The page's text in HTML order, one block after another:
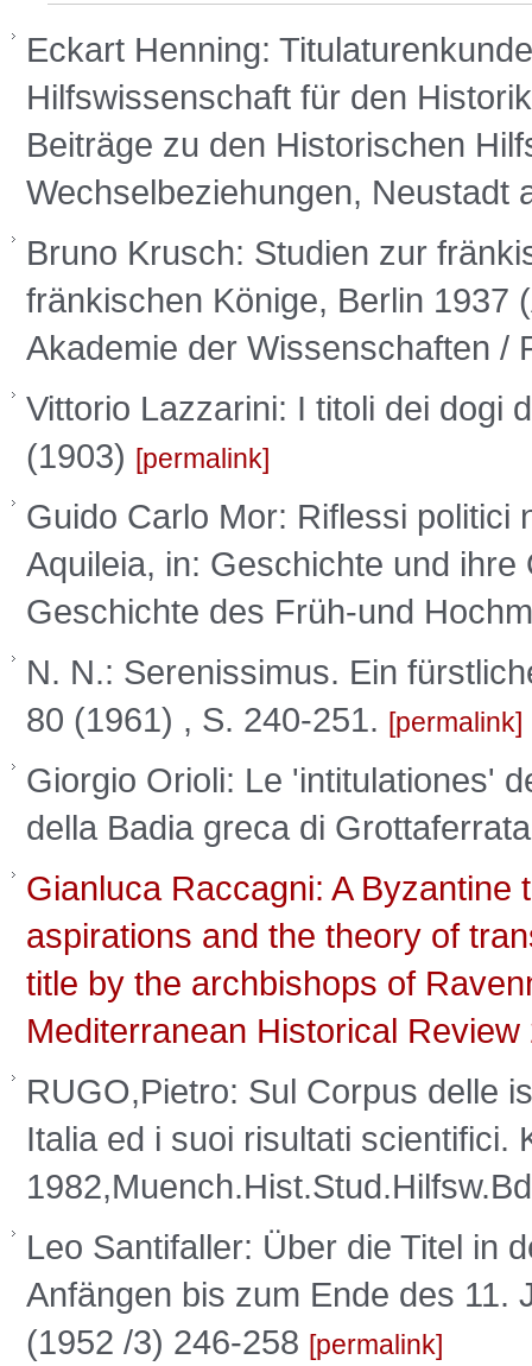
Eckart Henning:
Hilfswissenschaft für den
Beiträge zu den Historischen
Wechselbeziehungen, Neustadt
Bruno Krusch: Studien zur
fränkischen Könige, Berlin 1937
Akademie der Wissenschaften /
Vittorio Lazzarini: I titoli dei dogi
(1903)
permalink
Guido Carlo Mor: Riflessi politici
Aquileia, in: Geschichte und
Geschichte des Früh-und
N. N.: Serenissimus. Ein
80 (1961) , S. 240-251.
permalink
Giorgio Orioli: Le 'intitulationes'
della Badia greca di
Gianluca Raccagni: A
aspirations and the theory of
title by the archbishops of
Mediterranean Historical
RUGO,Pietro: Sul Corpus delle
Italia ed i suoi risultati scientifici.
Leo Santifaller: Über die Titel in
Anfängen bis zum Ende des 11.
(1952 /3) 246-258 permalink